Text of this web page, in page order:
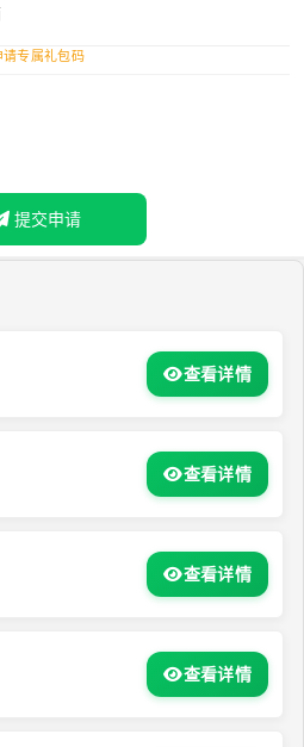
专属礼包码
提交申请
查看详情
查看详情
查看详情
查看详情